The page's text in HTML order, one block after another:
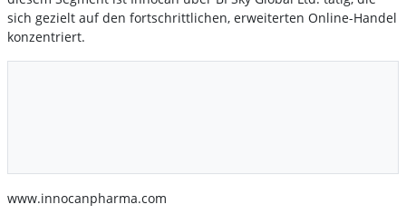
sich gezielt auf den fortschrittlichen, erweiterten Online-Handel
konzentriert.
www.innocanpharma.com